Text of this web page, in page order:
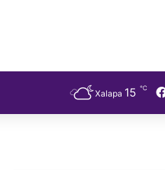
Xalapa 15 ℃